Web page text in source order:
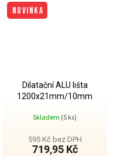
NOVINKA
Dilatační ALU lišta
1200x21mm/10mm
Skladem (5 ks)
595 Kč bez DPH
719,95 Kč